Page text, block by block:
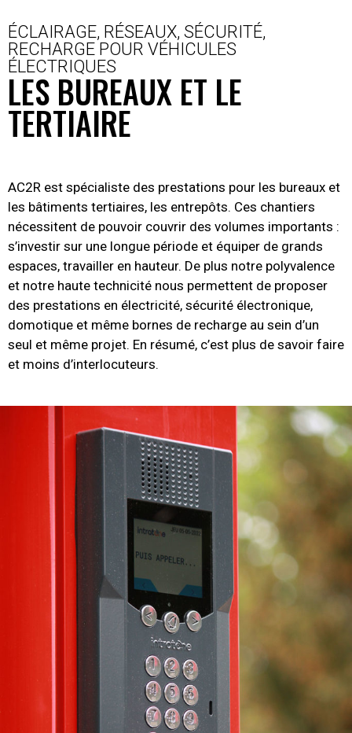
ÉCLAIRAGE, RÉSEAUX, SÉCURITÉ,
RECHARGE POUR VÉHICULES
ÉLECTRIQUES
LES BUREAUX ET LE
TERTIAIRE
AC2R est spécialiste des prestations pour les bureaux et
les bâtiments tertiaires, les entrepôts. Ces chantiers
nécessitent de pouvoir couvrir des volumes importants :
s’investir sur une longue période et équiper de grands
espaces, travailler en hauteur. De plus notre polyvalence
et notre haute technicité nous permettent de proposer
des prestations en électricité, sécurité électronique,
domotique et même bornes de recharge au sein d’un
seul et même projet. En résumé, c’est plus de savoir faire
et moins d’interlocuteurs.